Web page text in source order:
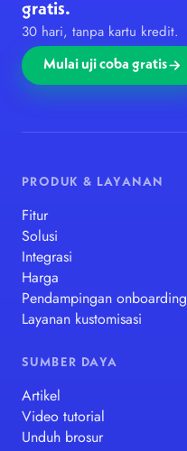
gratis.
30 hari, tanpa kartu kredit.
Mulai uji coba gratis
PRODUK & LAYANAN
Fitur
Solusi
Integrasi
Harga
Pendampingan onboarding
Layanan kustomisasi
SUMBER DAYA
Artikel
Video tutorial
Unduh brosur